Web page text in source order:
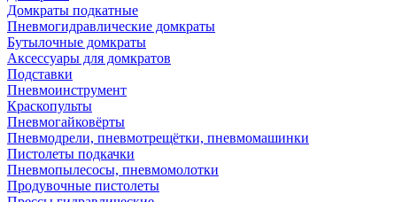
Домкраты подкатные
Пневмогидравлические домкраты
Бутылочные домкраты
Аксессуары для домкратов
Подставки
Пневмоинструмент
Краскопульты
Пневмогайковёрты
Пневмодрели, пневмотрещётки, пневмомашинки
Пистолеты подкачки
Пневмопылесосы, пневмомолотки
Продувочные пистолеты